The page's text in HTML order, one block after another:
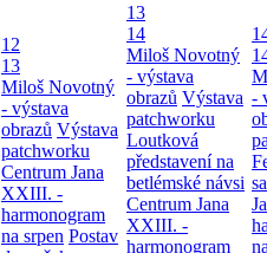
12
13
Miloš Novotný
- výstava
obrazů Výstava
patchworku
Centrum Jana
XXIII. -
harmonogram
na srpen Postav
13
14
Miloš Novotný
- výstava
obrazů Výstava
patchworku
Loutková
představení na
betlémské návsi
Centrum Jana
XXIII. -
harmonogram
-